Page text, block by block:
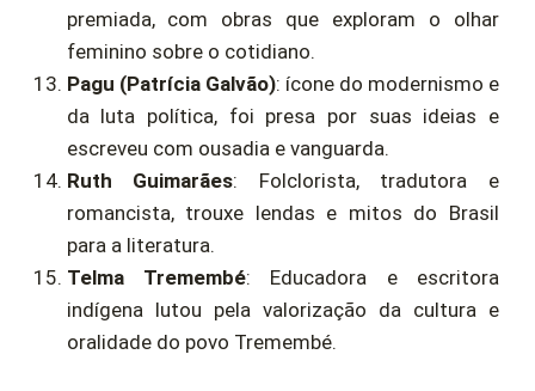
premiada, com obras que exploram o olhar
feminino sobre o cotidiano.
Pagu (Patrícia Galvão): ícone do modernismo e
da luta política, foi presa por suas ideias e
escreveu com ousadia e vanguarda.
Ruth Guimarães: Folclorista, tradutora e
romancista, trouxe lendas e mitos do Brasil
para a literatura.
Telma Tremembé: Educadora e escritora
indígena lutou pela valorização da cultura e
oralidade do povo Tremembé.